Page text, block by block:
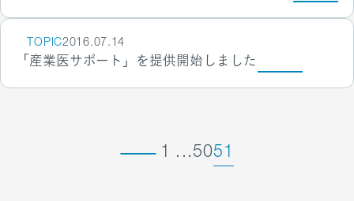
TOPIC2016.07.14
「産業医サポート」を提供開始しました
1 ...5051